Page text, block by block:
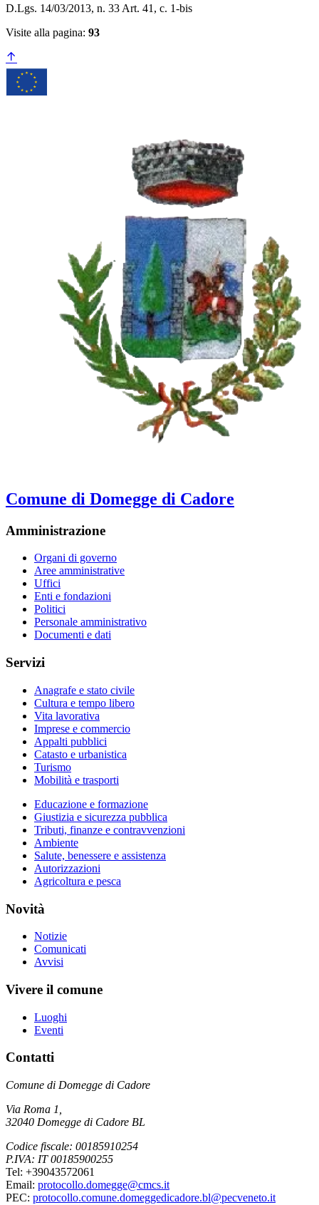
D.Lgs. 14/03/2013, n. 33 Art. 41, c. 1-bis
Visite alla pagina: 93
Comune di Domegge di Cadore
Amministrazione
Organi di governo
Aree amministrative
Uffici
Enti e fondazioni
Politici
Personale amministrativo
Documenti e dati
Servizi
Anagrafe e stato civile
Cultura e tempo libero
Vita lavorativa
Imprese e commercio
Appalti pubblici
Catasto e urbanistica
Turismo
Mobilità e trasporti
Educazione e formazione
Giustizia e sicurezza pubblica
Tributi, finanze e contravvenzioni
Ambiente
Salute, benessere e assistenza
Autorizzazioni
Agricoltura e pesca
Novità
Notizie
Comunicati
Avvisi
Vivere il comune
Luoghi
Eventi
Contatti
Comune di Domegge di Cadore
Via Roma 1,
32040 Domegge di Cadore BL
Codice fiscale: 00185910254
P.IVA: IT 00185900255
Tel: +39043572061
Email: protocollo.domegge@cmcs.it
PEC: protocollo.comune.domeggedicadore.bl@pecveneto.it